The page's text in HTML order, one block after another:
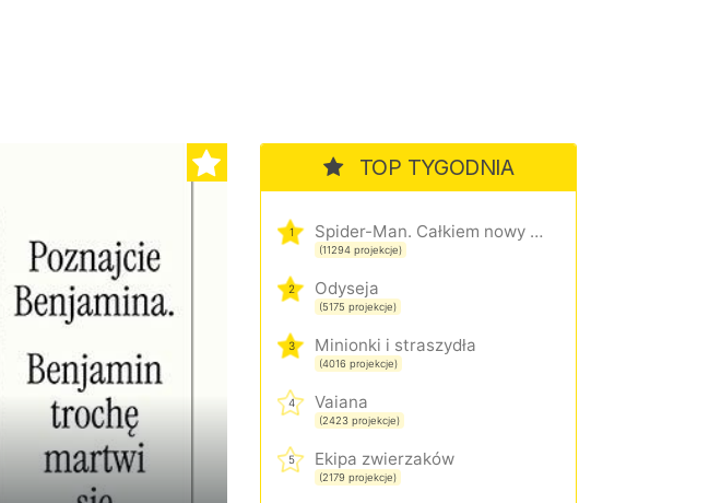
TOP TYGODNIA
1 Spider-Man. Całkiem nowy dzień
(11294 projekcje)
2 Odyseja
(5175 projekcje)
3 Minionki i straszydła
(4016 projekcje)
4 Vaiana
(2423 projekcje)
5 Ekipa zwierzaków
(2179 projekcje)